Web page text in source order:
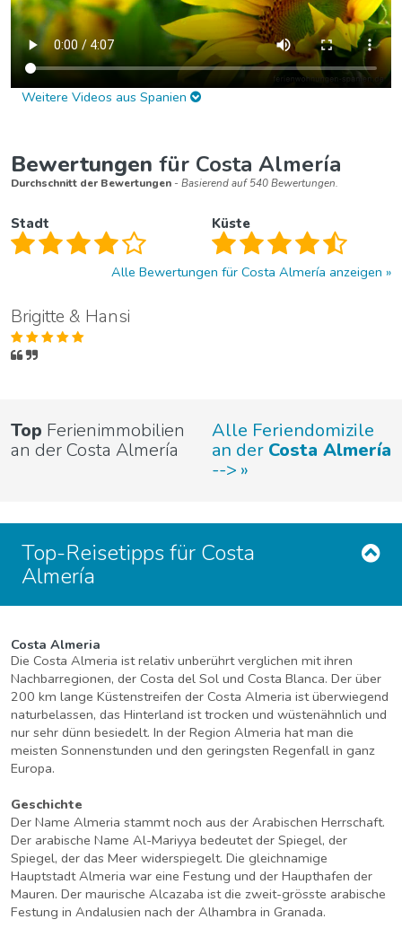
Weitere Videos aus Spanien
Bewertungen für Costa Almería
Durchschnitt der Bewertungen - Basierend auf 540 Bewertungen.
Stadt Küste
Alle Bewertungen für Costa Almería anzeigen
Brigitte & Hansi
Top Ferienimmobilien
an der Costa Almería
Alle Feriendomizile
an der Costa Almería
-->
Top-Reisetipps für Costa
Almería
Costa Almeria
Die Costa Almeria ist relativ unberührt verglichen mit ihren
Nachbarregionen, der Costa del Sol und Costa Blanca. Der über
200 km lange Küstenstreifen der Costa Almeria ist überwiegend
naturbelassen, das Hinterland ist trocken und wüstenähnlich und
nur sehr dünn besiedelt. In der Region Almeria hat man die
meisten Sonnenstunden und den geringsten Regenfall in ganz
Europa.
Geschichte
Der Name Almeria stammt noch aus der Arabischen Herrschaft.
Der arabische Name Al-Mariyya bedeutet der Spiegel, der
Spiegel, der das Meer widerspiegelt. Die gleichnamige
Hauptstadt Almeria war eine Festung und der Haupthafen der
Mauren. Der maurische Alcazaba ist die zweit-grösste arabische
Festung in Andalusien nach der Alhambra in Granada.